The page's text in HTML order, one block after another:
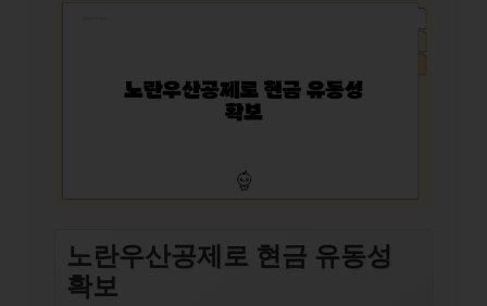
노란우산공제로 현금 유동성
확보